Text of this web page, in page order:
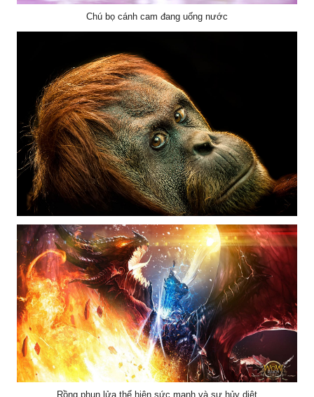
Chú bọ cánh cam đang uống nước
Gương mặt chú khỉ đột
Rồng phun lửa thể hiện sức mạnh và sự hủy diệt